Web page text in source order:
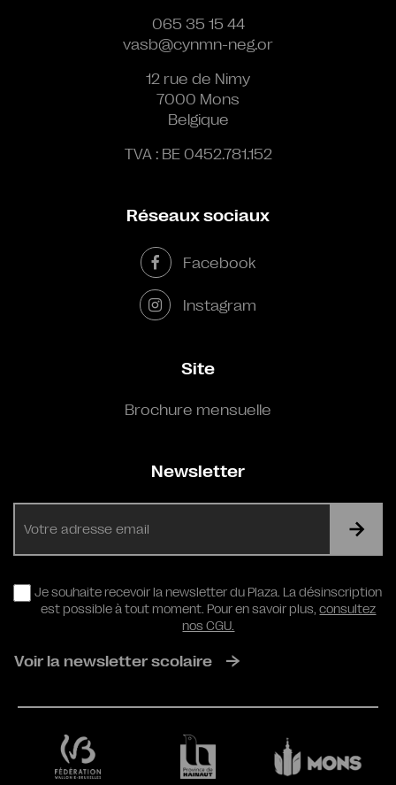
065 35 15 44
vasb@cynmn-neg.or
12 rue de Nimy
7000 Mons
Belgique
TVA : BE 0452.781.152
Réseaux sociaux
Facebook
Instagram
Site
Brochure mensuelle
Newsletter
RGPD
Je souhaite recevoir la newsletter du Plaza. La désinscription
est possible à tout moment. Pour en savoir plus,consultez
nos CGU.
Voir la newsletter scolaire